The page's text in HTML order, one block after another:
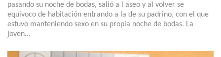
pasando su noche de bodas, salió a l aseo y al volver se
equivoco de habitación entrando a la de su padrino, con el que
estuvo manteniendo sexo en su propia noche de bodas. La
joven…